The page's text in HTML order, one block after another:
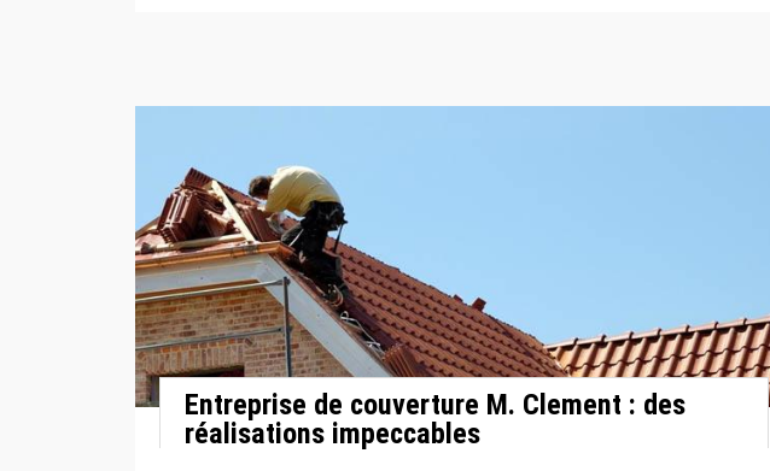
Entreprise de couverture M. Clement : des
réalisations impeccables